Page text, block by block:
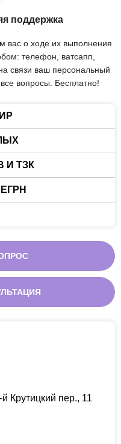
поддержка
вас о ходе их выполнения
телефон, ватсапп,
связи ваш персональный
вопросы. Бесплатно!
И ТЗК
Крутицкий пер., 11